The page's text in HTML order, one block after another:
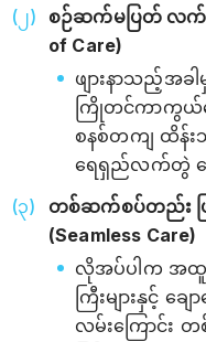
စဉ်ဆက်မပြတ် လက်တွဲ
of Care)
ဖျားနာသည့်အခ
ကြိုတင်ကာကွယ်ရ
စနစ်တကျ ထိန်
ရေရှည်လက်တွဲ ဆေ
တစ်ဆက်စပ်တည်း ဖြ
(Seamless Care)
လိုအပ်ပါက အထူ
ကြီးများနှင့် ခ
လမ်းကြောင်း